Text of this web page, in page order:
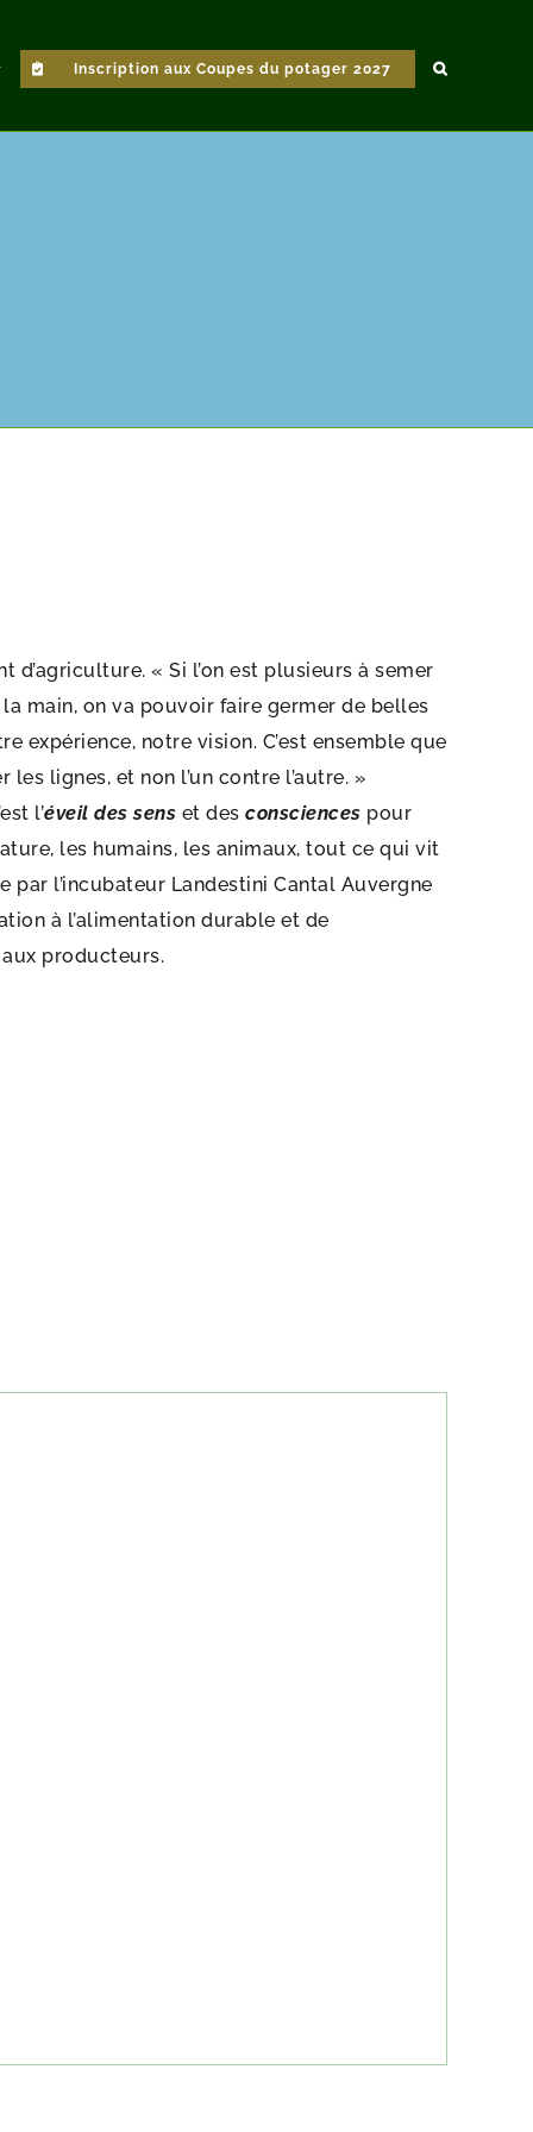
Inscription aux Coupes du potager 2027
d’agriculture. « Si l’on est plusieurs à semer
main, on va pouvoir faire germer de belles
expérience, notre vision. C’est ensemble que
les lignes, et non l’un contre l’autre. »
l’éveil des sens et des consciences pour
les humains, les animaux, tout ce qui vit
par l’incubateur Landestini Cantal Auvergne
à l’alimentation durable et de
producteurs.